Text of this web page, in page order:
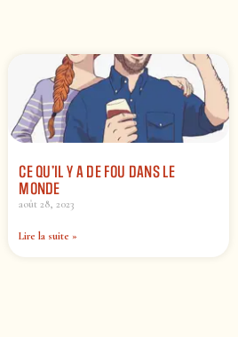
CE QU’IL Y A DE FOU DANS LE
MONDE
août 28, 2023
Lire la suite »